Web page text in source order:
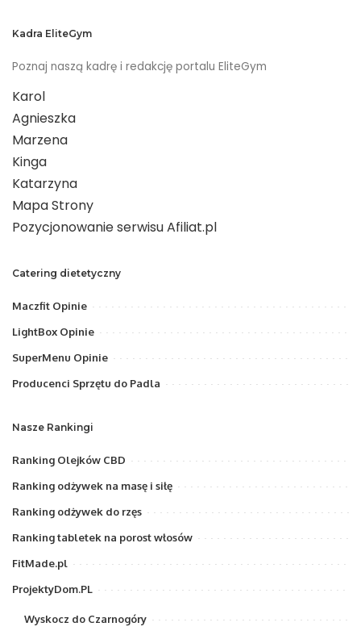
Kadra EliteGym
Poznaj naszą kadrę i redakcję portalu EliteGym
Karol
Agnieszka
Marzena
Kinga
Katarzyna
Mapa Strony
Pozycjonowanie serwisu Afiliat.pl
Catering dietetyczny
Maczfit Opinie
LightBox Opinie
SuperMenu Opinie
Producenci Sprzętu do Padla
Nasze Rankingi
Ranking Olejków CBD
Ranking odżywek na masę i siłę
Ranking odżywek do rzęs
Ranking tabletek na porost włosów
FitMade.pl
ProjektyDom.PL
Wyskocz do Czarnogóry